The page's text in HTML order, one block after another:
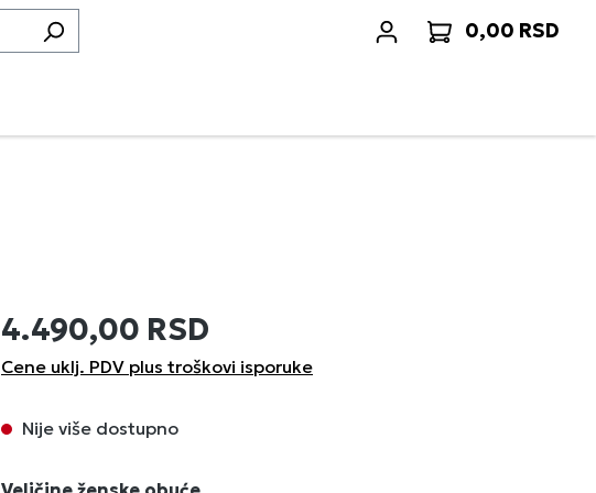
0,00 RSD
4.490,00 RSD
Cene uklj. PDV plus troškovi isporuke
Nije više dostupno
Izaberi